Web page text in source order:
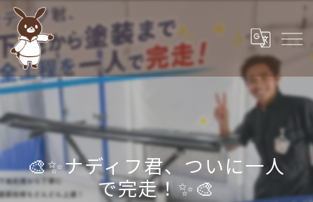
🎨✨ナディフ君、ついに一人
で完走！✨🎨